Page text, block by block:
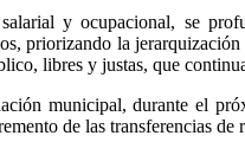
y ocupacional, se
priorizando la
libres y justas, que
municipal, durante el
de las transferencias